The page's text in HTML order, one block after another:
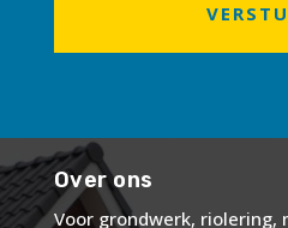
Over ons
Voor grondwerk, riolering,